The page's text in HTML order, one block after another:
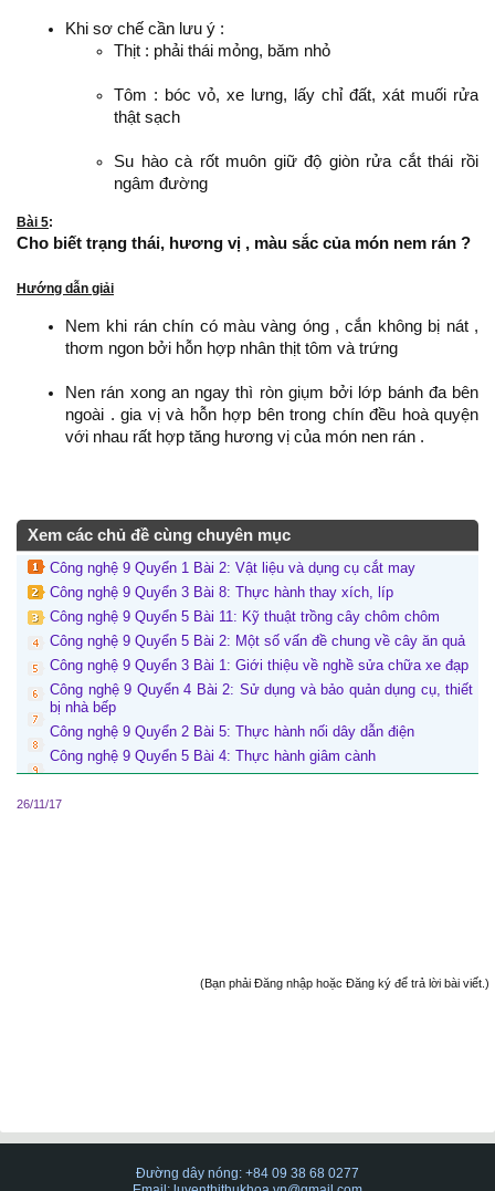
Khi sơ chế cần lưu ý :
Thịt : phải thái mỏng, băm nhỏ
Tôm : bóc vỏ, xe lưng, lấy chỉ đất, xát muối rửa
thật sạch
Su hào cà rốt muôn giữ độ giòn rửa cắt thái rồi
ngâm đường
Bài 5:
Cho biết trạng thái, hương vị , màu sắc của món nem rán ?
Hướng dẫn giải
Nem khi rán chín có màu vàng óng , cắn không bị nát ,
thơm ngon bởi hỗn hợp nhân thịt tôm và trứng
Nen rán xong an ngay thì ròn giụm bởi lớp bánh đa bên
ngoài . gia vị và hỗn hợp bên trong chín đều hoà quyện
với nhau rất hợp tăng hương vị của món nen rán .
Xem các chủ đề cùng chuyên mục
Công nghệ 9 Quyển 1 Bài 2: Vật liệu và dụng cụ cắt may
Công nghệ 9 Quyển 3 Bài 8: Thực hành thay xích, líp
Công nghệ 9 Quyển 5 Bài 11: Kỹ thuật trồng cây chôm chôm
Công nghệ 9 Quyển 5 Bài 2: Một số vấn đề chung về cây ăn quả
Công nghệ 9 Quyển 3 Bài 1: Giới thiệu về nghề sửa chữa xe đạp
Công nghệ 9 Quyển 4 Bài 2: Sử dụng và bảo quản dụng cụ, thiết
bị nhà bếp
Công nghệ 9 Quyển 2 Bài 5: Thực hành nối dây dẫn điện
Công nghệ 9 Quyển 5 Bài 4: Thực hành giâm cành
26/11/17
(Bạn phải Đăng nhập hoặc Đăng ký để trả lời bài viết.)
Đường dây nóng: +84 09 38 68 0277